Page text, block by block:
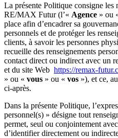
La présente Politique consigne les
RE/MAX Futur (l’« Agence » ou
place afin d’encadrer sa
personnels et de protéger les
clients, à savoir les personnes
recueille des renseignements
contact direct ou indirect avec un
et du site Web https://remax-
» ou « vous » ou « vos »), et ce,
ci-après.
Dans la présente Politique,
personnel(s) » désigne tout
permet, seul ou conjointement
d’identifier directement ou